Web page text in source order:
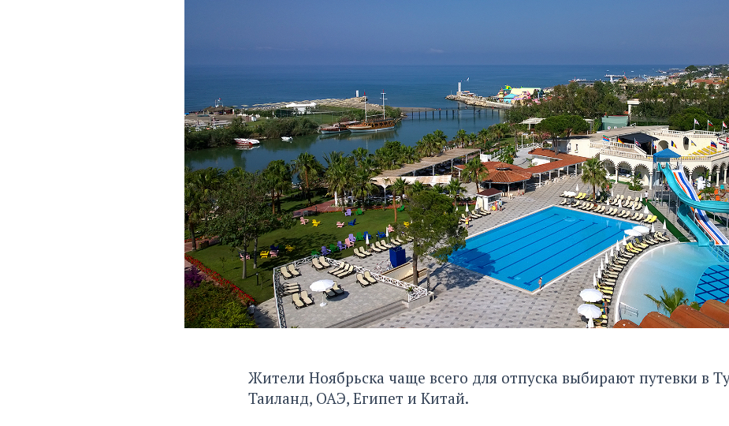
Жители Ноябрьска чаще всего для отпуска выбирают путевки в
Таиланд, ОАЭ, Египет и Китай.